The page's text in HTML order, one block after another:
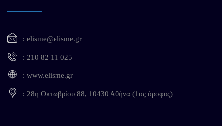
elisme@elisme.gr
210 82 11 025
www.elisme.gr
28η Οκτωβρίου 88, 10430 Αθήνα (1ος όροφος)